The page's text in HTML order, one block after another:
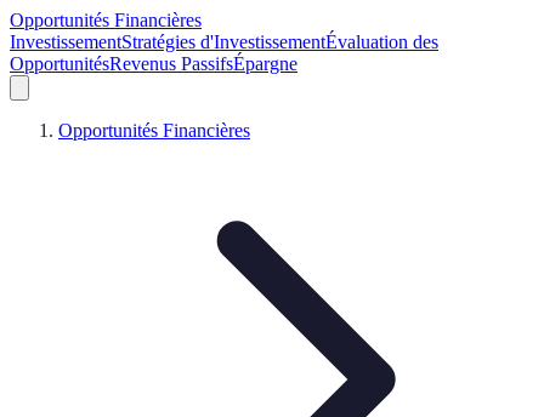
Opportunités Financières
InvestissementStratégies d'InvestissementÉvaluation des
OpportunitésRevenus PassifsÉpargne
Opportunités Financières